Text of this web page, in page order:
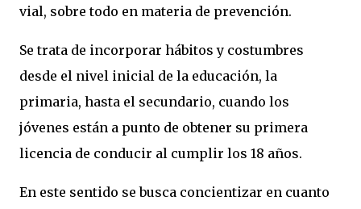
vial, sobre todo en materia de prevención.
Se trata de incorporar hábitos y costumbres
desde el nivel inicial de la educación, la
primaria, hasta el secundario, cuando los
jóvenes están a punto de obtener su primera
licencia de conducir al cumplir los 18 años.
En este sentido se busca concientizar en cuanto